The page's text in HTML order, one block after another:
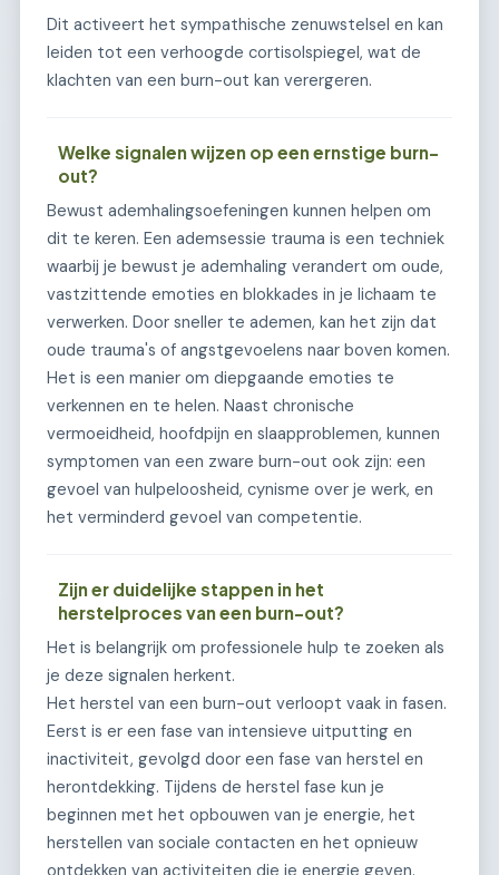
Dit activeert het sympathische zenuwstelsel en kan
leiden tot een verhoogde cortisolspiegel, wat de
klachten van een burn-out kan verergeren.
Welke signalen wijzen op een ernstige burn-
out?
Bewust ademhalingsoefeningen kunnen helpen om
dit te keren. Een ademsessie trauma is een techniek
waarbij je bewust je ademhaling verandert om oude,
vastzittende emoties en blokkades in je lichaam te
verwerken. Door sneller te ademen, kan het zijn dat
oude trauma's of angstgevoelens naar boven komen.
Het is een manier om diepgaande emoties te
verkennen en te helen. Naast chronische
vermoeidheid, hoofdpijn en slaapproblemen, kunnen
symptomen van een zware burn-out ook zijn: een
gevoel van hulpeloosheid, cynisme over je werk, en
het verminderd gevoel van competentie.
Zijn er duidelijke stappen in het
herstelproces van een burn-out?
Het is belangrijk om professionele hulp te zoeken als
je deze signalen herkent.
Het herstel van een burn-out verloopt vaak in fasen.
Eerst is er een fase van intensieve uitputting en
inactiviteit, gevolgd door een fase van herstel en
herontdekking. Tijdens de herstel fase kun je
beginnen met het opbouwen van je energie, het
herstellen van sociale contacten en het opnieuw